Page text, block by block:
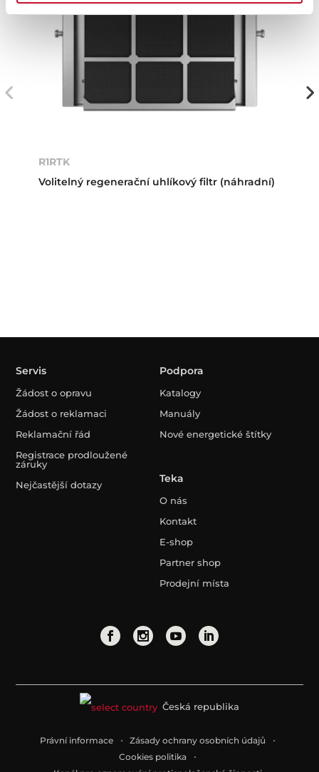
R1RTK
Volitelný regenerační uhlíkový filtr (náhradní)
Servis
Žádost o opravu
Žádost o reklamaci
Reklamační řád
Registrace prodloužené
záruky
Nejčastější dotazy
Podpora
Katalogy
Manuály
Nové energetické štítky
Teka
O nás
Kontakt
E-shop
Partner shop
Prodejní místa
Česká republika
Právní informace
Zásady ochrany osobních údajů
Cookies politika